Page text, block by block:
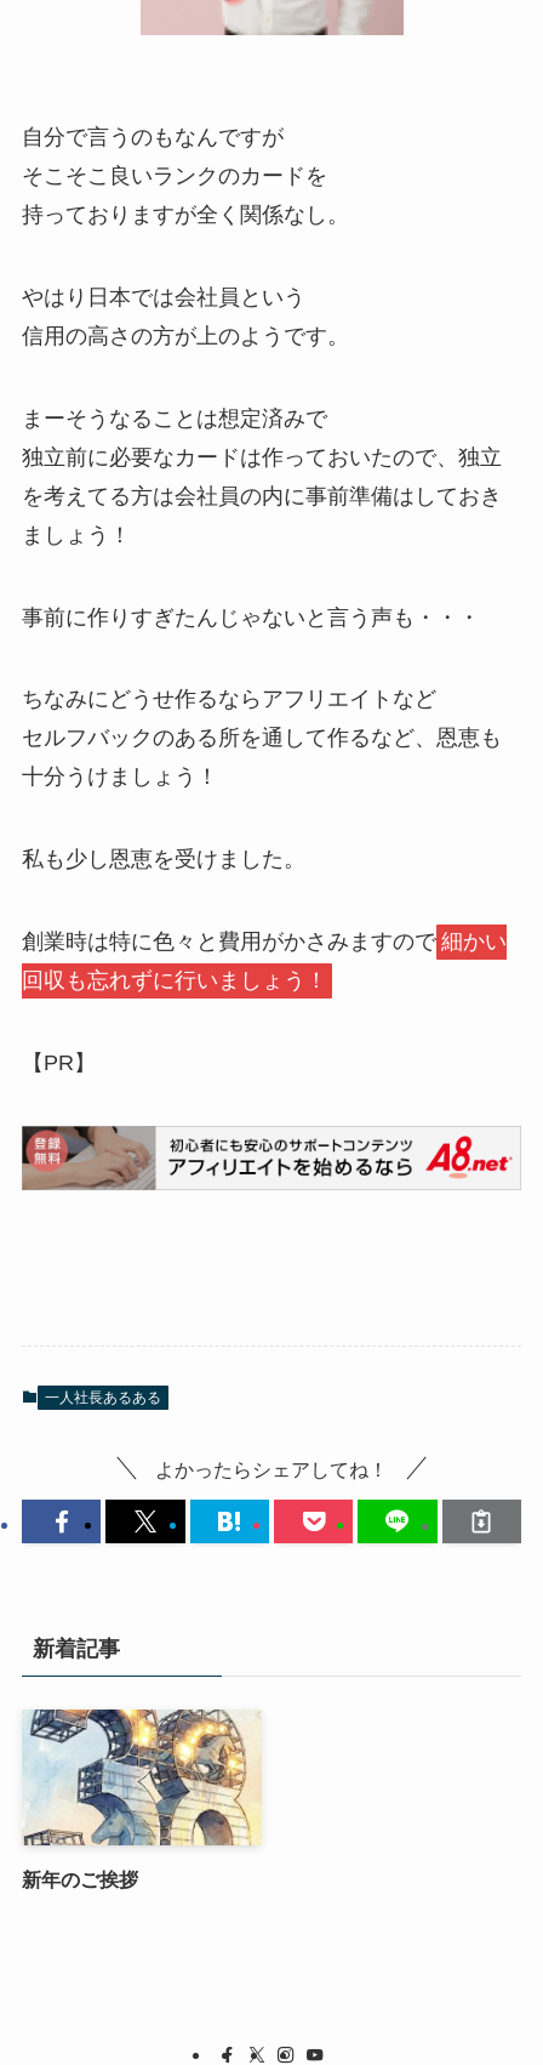
自分で言うのもなんですが
そこそこ良いランクのカードを
持っておりますが全く関係なし。
やはり日本では会社員という
信用の高さの方が上のようです。
まーそうなることは想定済みで
独立前に必要なカードは作っておいたので、独立
を考えてる方は会社員の内に事前準備はしておき
ましょう！
事前に作りすぎたんじゃないと言う声も・・・
ちなみにどうせ作るならアフリエイトなど
セルフバックのある所を通して作るなど、恩恵も
十分うけましょう！
私も少し恩恵を受けました。
創業時は特に色々と費用がかさみますので 細かい
回収も忘れずに行いましょう！
【PR】
一人社長あるある
よかったらシェアしてね！
新着記事
新年のご挨拶